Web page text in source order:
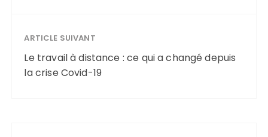
ARTICLE SUIVANT
Le travail à distance : ce qui a changé depuis
la crise Covid-19